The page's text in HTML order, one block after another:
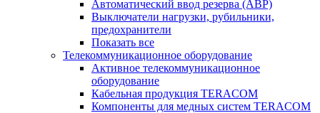
Автоматический ввод резерва (АВР)
Выключатели нагрузки, рубильники,
предохранители
Показать все
Телекоммуникационное оборудование
Активное телекоммуникационное
оборудование
Кабельная продукция TERACOM
Компоненты для медных систем TERACOM